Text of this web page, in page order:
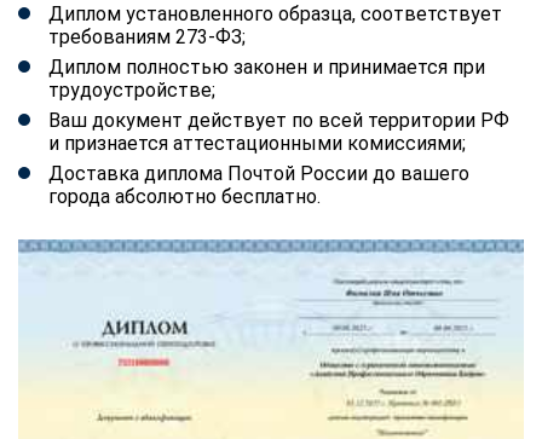
Диплом установленного образца, соответствует
требованиям 273-ФЗ;
Диплом полностью законен и принимается при
трудоустройстве;
Ваш документ действует по всей территории РФ
и признается аттестационными комиссиями;
Доставка диплома Почтой России до вашего
города абсолютно бесплатно.